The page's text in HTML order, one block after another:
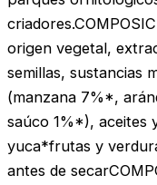
origen vegetal,
semillas, sustancias
(manzana 7%*,
saúco 1%*), aceites
yuca*frutas y
antes de